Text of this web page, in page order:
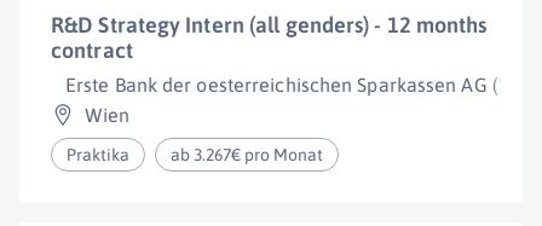
R&D Strategy Intern (all genders) - 12 months
contract
Erste Bank der oesterreichischen Sparkassen AG
Wien
Praktika ab 3.267€ pro Monat